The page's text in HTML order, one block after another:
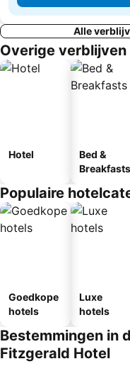
Alle
Overige verblijven
Hotel
Bed &
Breakfasts
Populaire
Goedkope
hotels
Luxe
hotels
Bestemmingen in
Fitzgerald Hotel